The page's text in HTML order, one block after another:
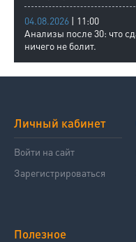
04.08.2026 | 11:00
Анализы после 30: что
ничего не болит.
Личный кабинет
Войти на сайт
Зарегистрироваться
Полезное